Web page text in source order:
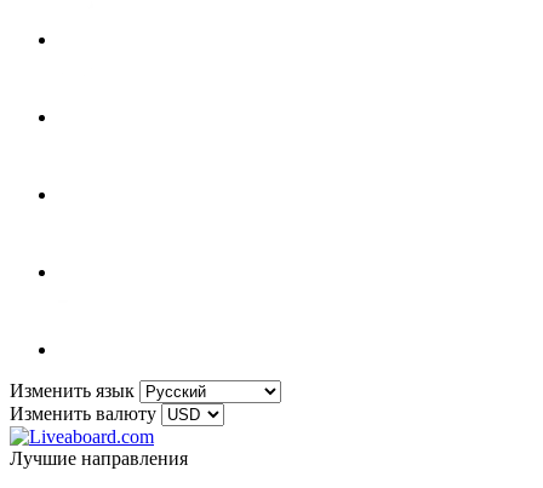
Изменить язык
Изменить валюту
Лучшие направления